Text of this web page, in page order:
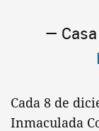
—
Cada 8 de
Inmaculada